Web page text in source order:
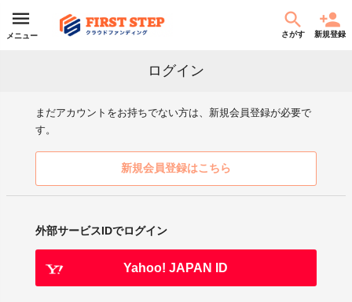
メニュー さがす 新規登録
ログイン
まだアカウントをお持ちでない方は、新規会員登録が必要で
す。
新規会員登録はこちら
外部サービスIDでログイン
Yahoo! JAPAN ID